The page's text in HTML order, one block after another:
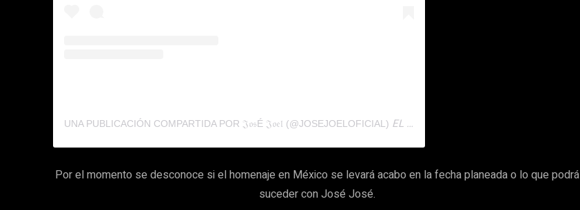
UNA PUBLICACIÓN COMPARTIDA POR 𝔍𝔬𝔰É 𝔍𝔬𝔢𝔩 (@JOSEJOELOFICIAL) EL 7 DE OCT DE 2019 A LAS 6:58 PDT
Por el momento se desconoce si el homenaje en México se levará acabo en la fecha planeada o lo que podrá
suceder con José José.